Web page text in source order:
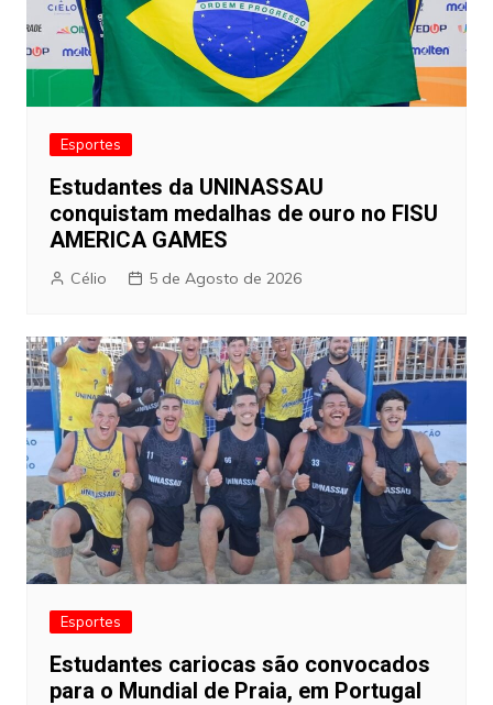
Esportes
Estudantes da UNINASSAU
conquistam medalhas de ouro no FISU
AMERICA GAMES
Célio 5 de Agosto de 2026
Esportes
Estudantes cariocas são convocados
para o Mundial de Praia, em Portugal